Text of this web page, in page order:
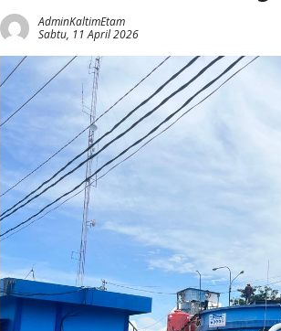
AdminKaltimEtam
Sabtu, 11 April 2026